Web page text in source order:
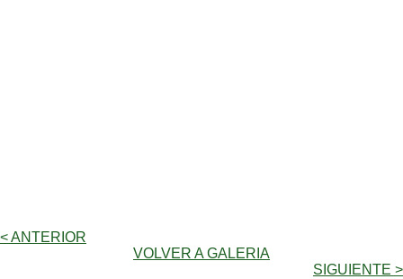
< ANTERIOR
VOLVER A GALERIA
SIGUIENTE >